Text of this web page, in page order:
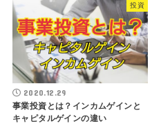
投資
2020.12.29
事業投資とは？インカムゲインと
キャピタルゲインの違い